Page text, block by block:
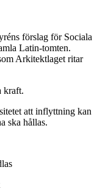
förslag för Sociala
Latin-tomten.
Arkitektlaget ritar
kraft.
att inflyttning kan
ska hållas.